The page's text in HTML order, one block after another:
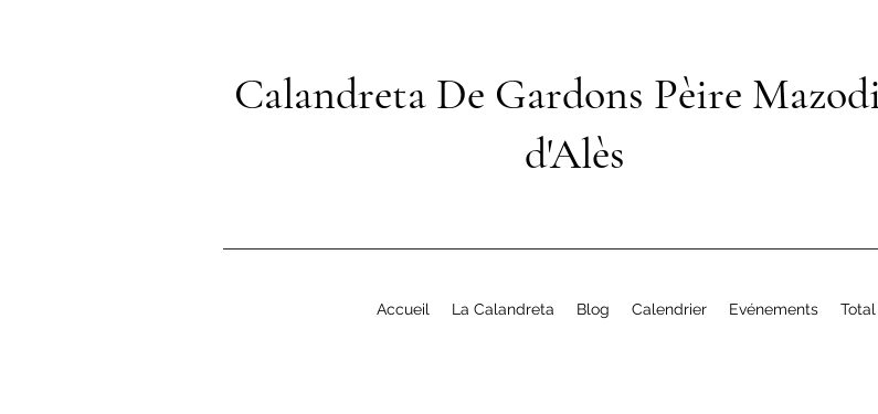
Calandreta De Gardons Pèire
d'Alès
Accueil La Calandreta Blog Calendrier Evénements